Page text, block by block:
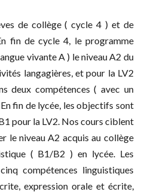
de collège ( cycle 4 ) et de
fin de cycle 4, le programme
vivante A ) le niveau A2 du
langagières, et pour la LV2
deux compétences ( avec un
fin de lycée, les objectifs sont
pour la LV2. Nos cours ciblent
le niveau A2 acquis au collège
( B1/B2 ) en lycée. Les
compétences linguistiques
expression orale et écrite,